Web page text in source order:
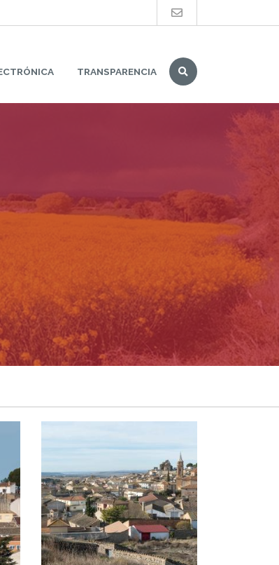
TRANSPARENCIA
Buscar